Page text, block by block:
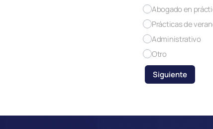
Abogado en
Prácticas de
Administrativo
Otro
Siguiente